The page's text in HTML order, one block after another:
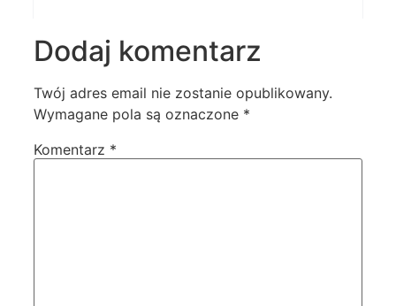
Dodaj komentarz
Twój adres email nie zostanie opublikowany.
Wymagane pola są oznaczone *
Komentarz *